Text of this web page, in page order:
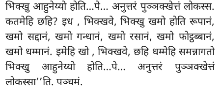
भिक्खु आहुनेय्यो होति…पे… अनुत्तरं पुञ्ञक्खेत्तं लोकस्स.
कतमेहि छहि? इध , भिक्खवे, भिक्खु खमो होति रूपानं,
खमो सद्दानं, खमो गन्धानं, खमो रसानं, खमो फोट्ठब्बानं,
खमो धम्मानं. इमेहि खो , भिक्खवे, छहि धम्मेहि समन्नागतो
भिक्खु आहुनेय्यो होति…पे… अनुत्तरं पुञ्ञक्खेत्तं
लोकस्सा’’ति. पञ्चमं.